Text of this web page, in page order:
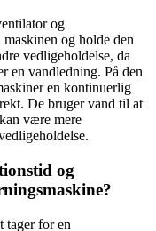
og
og holde den
vedligeholdelse, da
en vandledning. På den
en kontinuerlig
De bruger vand til at
være mere
og
tager for en